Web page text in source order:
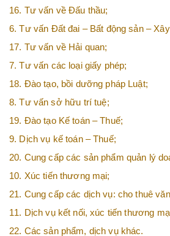
16. Tư vấn về Đấu thầu;
6. Tư vấn Đất đai – Bất động sản –
17. Tư vấn về Hải quan;
7. Tư vấn các loại giấy phép;
18. Đào tạo, bồi dưỡng pháp Luật;
8. Tư vấn sở hữu trí tuệ;
19. Đào tạo Kế toán – Thuế;
9. Dịch vụ kế toán – Thuế;
20. Cung cấp các sản phẩm quản lý
ký số, hóa đơn điện tử, BHXH,…vv
10. Xúc tiến thương mại;
21. Cung cấp các dịch vụ: cho thuê
văn phòng ảo, văn phòng chia sẻ…vv
11. Dịch vụ kết nối, xúc tiến thương
22. Các sản phẩm, dịch vụ khác.